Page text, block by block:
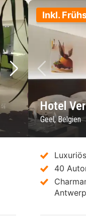
Nächstes Bild
Inkl.
Hotel
Geel, Belgien
40